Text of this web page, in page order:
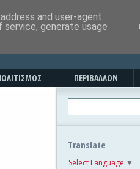
ΠΕΡΙΒΑΛΛΟΝ
Translate
Select Language ▼
and user-agent
generate usage